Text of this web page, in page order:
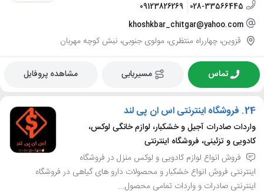
028-33566445
09123826269
khoshkbar_chitgar@yahoo.com
قزوین، چهارراه منتظری، مولوی جنوبی، نبش کوچه مهربان
تماس مسیریابی مشاهده پروفایل
24. فروشگاه اینترنتی اس ان پی لند
واردات صادرات آجیل و خشکبار، لوازم خانگی لوکس،
کادویی و تزئینی، فروشگاه اینترنتی
فروش انواع لوازم کادویی و لوکس منزل در فروشگاه
اینترنتی فروش انواع خشکبار و محصولات دارو های گیاهی در فروشگاه
اینترنتی صادرات و واردات تمامی محصول...